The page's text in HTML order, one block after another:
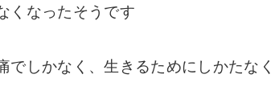
くなったそうです
しかなく、生きるためにしかたなく